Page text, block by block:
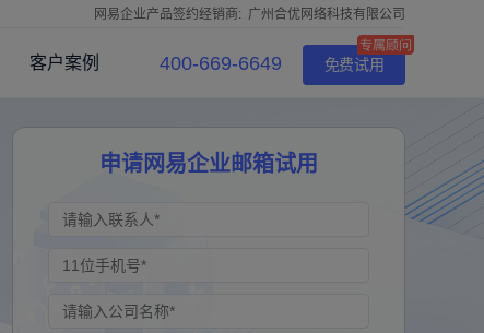
广州合优网络科技有限公司
网易企业产品签约经销商:
客户案例 400-669-6649 免费试用
申请网易企业邮箱试用